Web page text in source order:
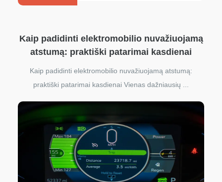
Kaip padidinti elektromobilio nuvažiuojamą
atstumą: praktiški patarimai kasdienai
Kaip padidinti elektromobilio nuvažiuojamą atstumą:
praktiški patarimai kasdienai Vienas dažniausių ...